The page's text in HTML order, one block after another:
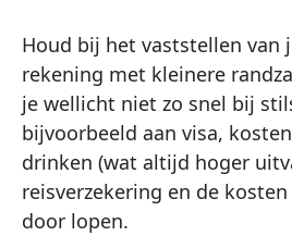
Houd bij het vaststellen van
rekening met kleinere
je wellicht niet zo snel bij
bijvoorbeeld aan visa,
drinken (wat altijd hoger
reisverzekering en de
door lopen.